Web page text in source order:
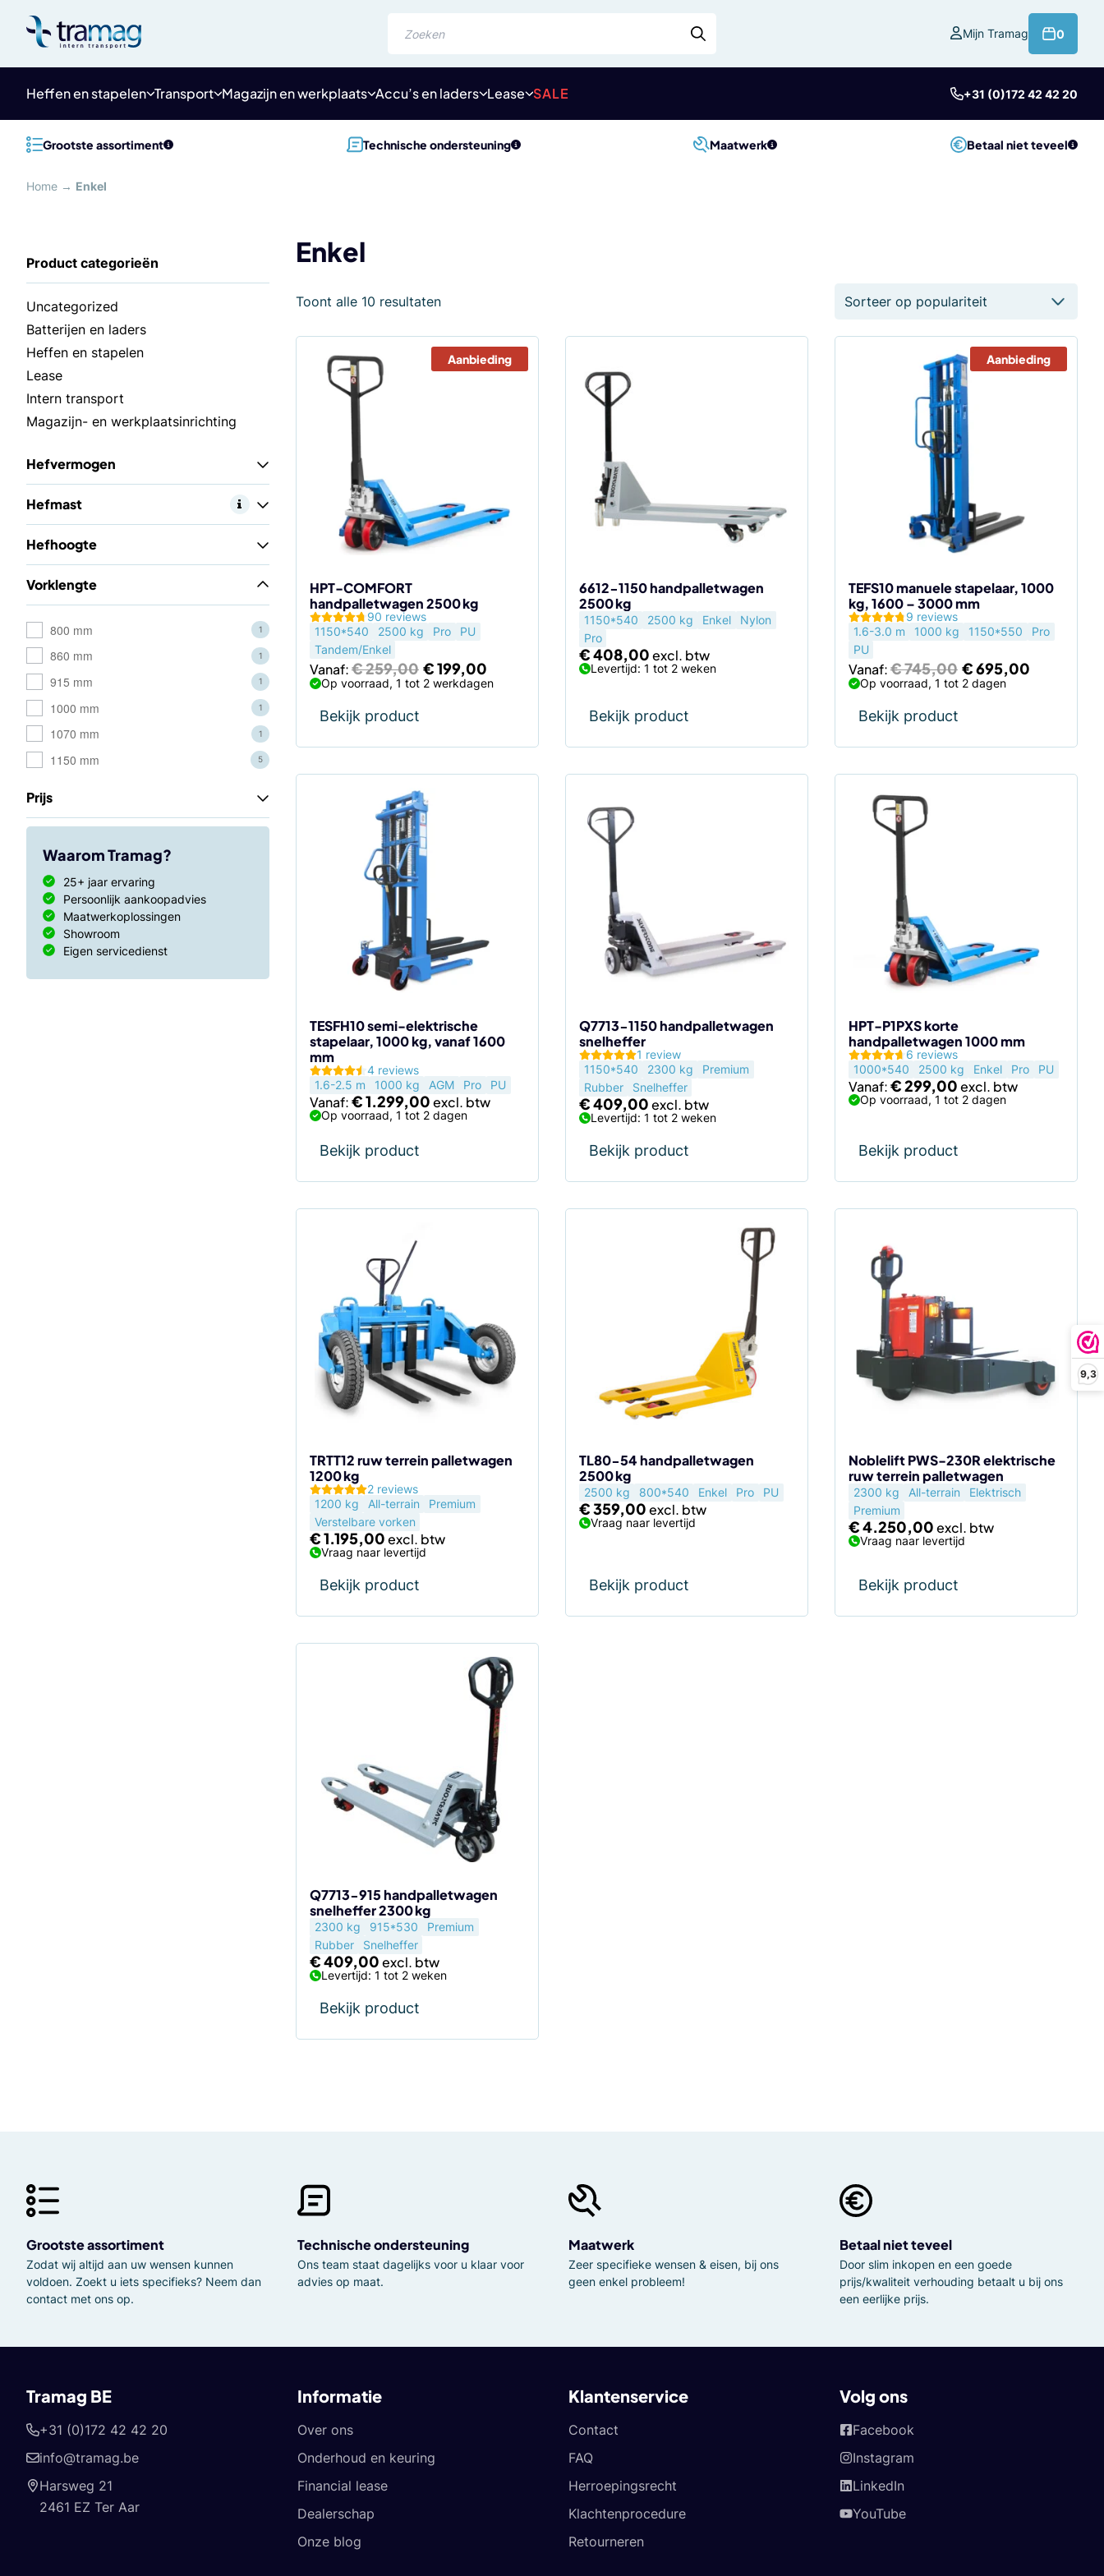
9,3
content
Mijn Tramag
0
Heffen en stapelen Transport Magazijn en werkplaats Accu’s en laders Lease SALE +31 (0)172 42 42 20
Grootste assortiment Technische ondersteuning Maatwerk Betaal niet teveel
Home → Enkel
Enkel
Uncategorized
Batterijen en laders
Heffen en stapelen
Lease
Intern transport
Magazijn- en werkplaatsinrichting
Hefvermogen
Hefmast
Hefhoogte
Vorklengte
800 mm 1
860 mm 1
915 mm 1
1000 mm 1
1070 mm 1
1150 mm 5
Prijs
Waarom Tramag?
25+ jaar ervaring
Persoonlijk aankoopadvies
Maatwerkoplossingen
Showroom
Eigen servicedienst
Toont alle 10 resultatenGesorteerd
populariteit
Aanbieding
HPT-COMFORT
handpalletwagen 2500 kg
90 reviews
1150*540
2500 kg Pro
PU
Tandem/Enkel
Vanaf:€259,00 Oorspronkelijke
prijs
€199,00Huidige
prijs
Op voorraad, 1 tot 2 werkdagen
Bekijk product
product
meerdere
variaties.
gekozen
worden
de
productpagina
6612-1150 handpalletwagen
2500 kg
1150*540 2500 kg Enkel
Nylon
Pro
€408,00
Levertijd: 1 tot 2 weken
Bekijk product
Aanbieding
TEFS10 manuele stapelaar, 1000
kg, 1600 – 3000 mm
9 reviews
1.6-3.0 m
1000 kg 1150*550
Pro
PU
Vanaf:€745,00 Oorspronkelijke
prijs
was:
€695,00Huidige
Op voorraad, 1 tot 2 dagen
Bekijk product
de
productpagina
TESFH10 semi-elektrische
stapelaar, 1000 kg, vanaf 1600
mm
4 reviews
1.6-2.5 m
1000 kg AGM Pro PU
Vanaf:€1.299,00
Op voorraad, 1 tot 2 dagen
Bekijk product
meerdere
gekozen
de
productpagina
Q7713-1150 handpalletwagen
snelheffer
1 review
1150*540
2300 kg
Premium
Rubber
Snelheffer
€409,00
Levertijd: 1 tot 2 weken
Bekijk product
HPT-P1PXS korte
handpalletwagen 1000 mm
6 reviews
1000*540
2500 kg Enkel Pro PU
Vanaf:€299,00
Op voorraad, 1 tot 2 dagen
Bekijk product
TRTT12 ruw terrein palletwagen
1200 kg
2 reviews
1200 kg
All-terrain
Premium
Verstelbare vorken
€1.195,00
Vraag naar levertijd
Bekijk product
TL80-54 handpalletwagen
2500 kg
2500 kg 800*540 Enkel Pro PU
€359,00
Vraag naar levertijd
Bekijk product
Noblelift PWS-230R elektrische
ruw terrein palletwagen
2300 kg All-terrain
Elektrisch
Premium
€4.250,00
Vraag naar levertijd
Bekijk product
Q7713-915 handpalletwagen
snelheffer 2300 kg
2300 kg 915*530
Premium
Rubber
Snelheffer
€409,00
Levertijd: 1 tot 2 weken
Bekijk product
Grootste assortiment
Zodat wij altijd aan uw wensen kunnen
voldoen. Zoekt u iets specifieks? Neem dan
contact met ons op.
Technische ondersteuning
Ons team staat dagelijks voor u klaar voor
advies op maat.
Maatwerk
Zeer specifieke wensen & eisen, bij ons
geen enkel probleem!
Betaal niet teveel
Door slim inkopen en een goede
prijs/kwaliteit verhouding betaalt u bij ons
een eerlijke prijs.
Tramag BE
+31 (0)172 42 42 20
info@tramag.be
Harsweg 21
2461 EZ Ter Aar
Informatie
Over ons
Onderhoud en keuring
Financial lease
Dealerschap
Onze blog
Klantenservice
Contact
FAQ
Herroepingsrecht
Klachtenprocedure
Retourneren
Volg ons
Facebook
Instagram
LinkedIn
YouTube